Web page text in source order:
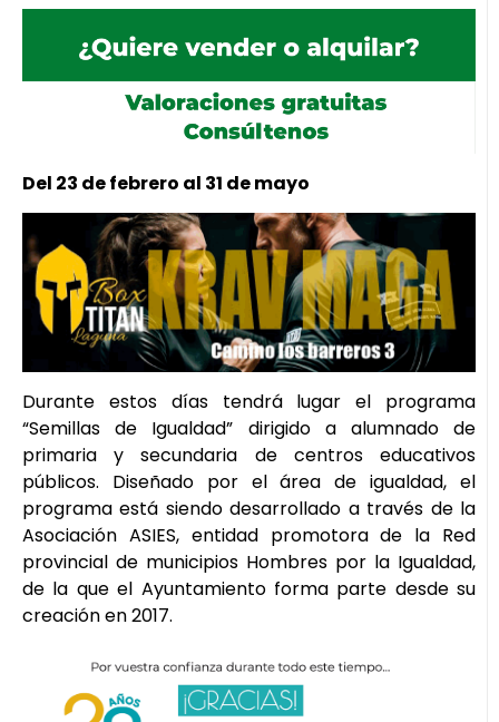
Del 23 de febrero al 31 de mayo
Durante estos días tendrá lugar el programa
“Semillas de Igualdad” dirigido a alumnado de
primaria y secundaria de centros educativos
públicos. Diseñado por el área de igualdad, el
programa está siendo desarrollado a través de la
Asociación ASIES, entidad promotora de la Red
provincial de municipios Hombres por la Igualdad,
de la que el Ayuntamiento forma parte desde su
creación en 2017.